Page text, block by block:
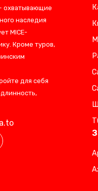
охватывающие
наследия
MICE-
Кроме туров,
для себя